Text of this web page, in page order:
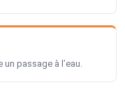
passage à l’eau.